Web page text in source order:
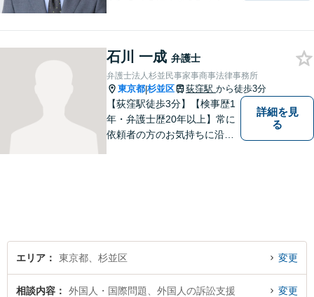
しています。【夜間や休日相
談も対応可能】【メール・WE
B面談可】
石川 一成 弁護士
弁護士法人杉並民事家事商事法律事務所
東京都|杉並区 荻窪駅 から徒歩3分
【荻窪駅徒歩3分】【検事歴1
年・弁護士歴20年以上】常に
依頼者の方のお気持ちに沿っ
になります。
詳細を見
る
エリア 東京都、杉並区 変更
相談内容 外国人・国際問題、外国人の訴訟支援 変更